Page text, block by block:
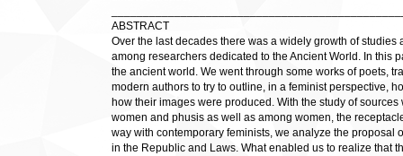
ABSTRACT
Over the last decades there was a widely growth of
among researchers dedicated to the Ancient World. In this
the ancient world. We went through some works of poets,
modern authors to try to outline, in a feminist perspective,
how their images were produced. With the study of
women and phusis as well as among women, the
way with contemporary feminists, we analyze the
in the Republic and Laws. What enabled us to realize that